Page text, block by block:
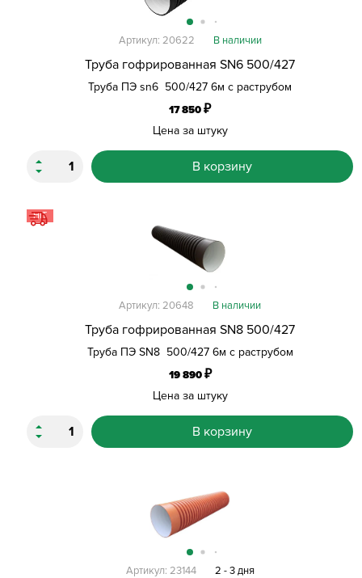
Труба гофрированная SN6 500/427
Труба ПЭ sn6 500/427 6м с раструбом
Артикул: 20622 В наличии
17 850₽
Цена за штуку
В корзину
HIT
Труба гофрированная SN8 500/427
Труба ПЭ SN8 500/427 6м с раструбом
Артикул: 20648 В наличии
19 890₽
Цена за штуку
В корзину
Артикул: 23144 2 - 3 дня